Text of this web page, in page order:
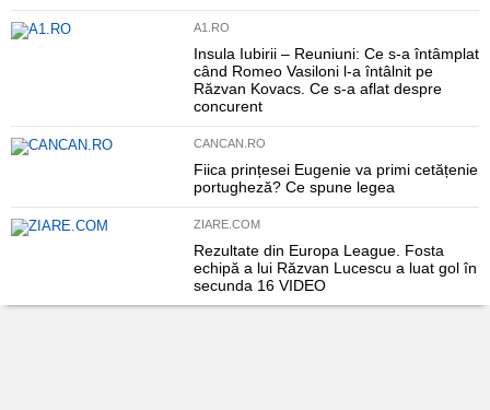
A1.RO
Insula Iubirii – Reuniuni: Ce s-a întâmplat
când Romeo Vasiloni l-a întâlnit pe
Răzvan Kovacs. Ce s-a aflat despre
concurent
CANCAN.RO
Fiica prințesei Eugenie va primi cetățenie
portugheză? Ce spune legea
ZIARE.COM
Rezultate din Europa League. Fosta
echipă a lui Răzvan Lucescu a luat gol în
secunda 16 VIDEO